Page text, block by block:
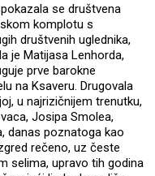
se društvena
komplotu s
društvenih uglednika,
je Matijasa Lenhorda,
prve barokne
na Ksaveru. Drugovala
u najrizičnijem trenutku,
Josipa Smolea,
danas poznatoga kao
rečeno, uz česte
selima, upravo tih godina